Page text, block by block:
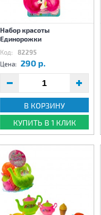
Набор красоты
Единорожки
Код: 82295
Цена: 290 р.
В КОРЗИНУ
КУПИТЬ В 1 КЛИК